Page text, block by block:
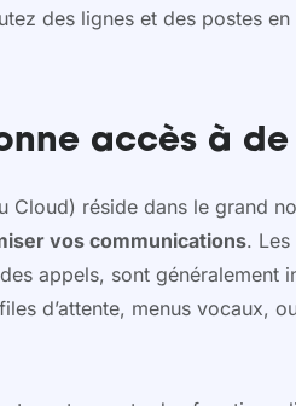
des lignes et des postes
accès à
Cloud) réside dans le
vos communications.
appels, sont généralement
d’attente, menus vocaux,